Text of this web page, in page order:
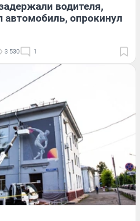
водителя,
автомобиль, опрокинул
3 530 1